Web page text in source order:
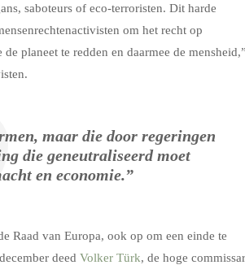
saboteurs of eco-terroristen. Dit harde
om het recht op
planeet te redden en daarmee de
maar die door regeringen
die geneutraliseerd moet
en economie.”
Raad van Europa, ook op om een einde te
deed Volker Türk, de hoge